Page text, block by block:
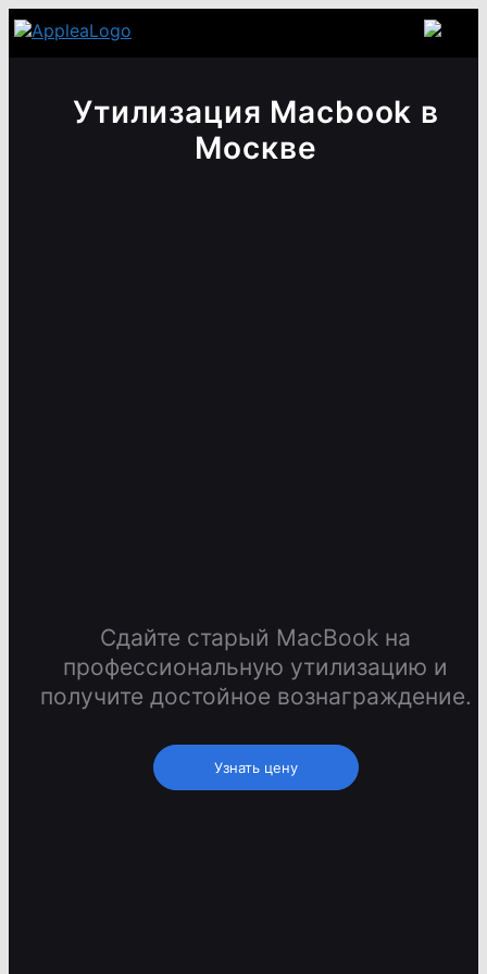
Утилизация Macbook в
Москве
Сдайте старый MacBook на
профессиональную утилизацию и
получите достойное вознаграждение.
Узнать цену